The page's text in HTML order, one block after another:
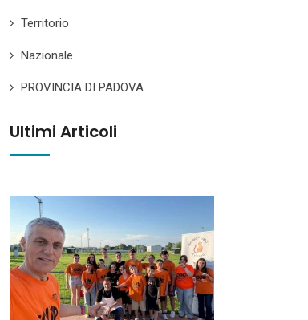
Territorio
Nazionale
PROVINCIA DI PADOVA
Ultimi Articoli